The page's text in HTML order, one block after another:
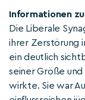
Informationen
Die Liberale
ihrer Zerstörung
ein deutlich
seiner Größe
wirkte. Sie war